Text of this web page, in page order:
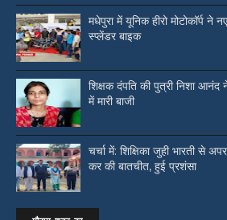
मधेपुरा में यूनिक हीरो मोटोकॉर्प ने
स्प्लेंडर बाइक
शिक्षक दंपति की पुत्री निशा आनंद
में मारी बाजी
चर्चा में: शिक्षिका जुही भारती से
कर की बातचीत, हुई प्रशंसा